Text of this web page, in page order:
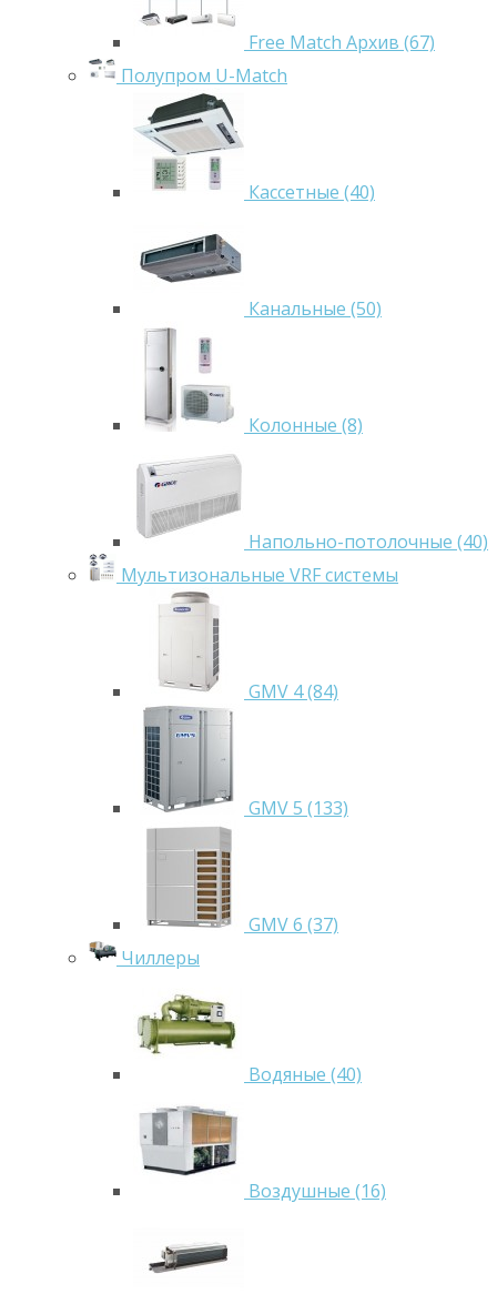
Free Match Архив (67)
Полупром U-Match
Кассетные (40)
Канальные (50)
Колонные (8)
Напольно-потолочные (40)
Мультизональные VRF системы
GMV 4 (84)
GMV 5 (133)
GMV 6 (37)
Чиллеры
Водяные (40)
Воздушные (16)